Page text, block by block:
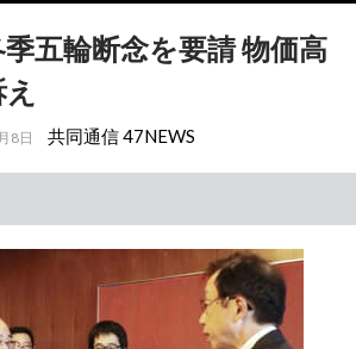
五輪断念を要請 物価高
8日 共同通信 47NEWS